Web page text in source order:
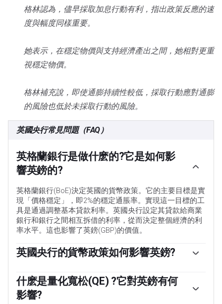
格林認為，儘早採取加息行動有利，指出政策反應的速
度與幅度同樣重要。
她表示，在穩定物價與支持經濟產出之間，她相對更重
視穩定物價。
格林補充說，即使通膨持續性較低，採取行動應對通膨
的風險也低於未採取行動的風險。
英國央行常見問題（FAQ）
英格蘭銀行是做什麽的?它是如何影
響英鎊的?
英格蘭銀行(BoE)決定英國的貨幣政策。它的主要目標是實
現「價格穩定」，即2%的穩定通脹率。實現這一目標的工
具是通過調整基本貸款利率。英國央行設定其貸款給商業
銀行和銀行之間相互拆借的利率，從而決定整個經濟的利
率水平。這也影響了英鎊(GBP)的價值。
英國央行的貨幣政策如何影響英鎊?
來應對，這使得個人和企業獲得信貸的成本更高。這對英
鎊有利，因為更高的利率使英國成為對全球投資者更具吸
引力的投資場所。當通脹低於目標時，這是經濟增長放緩
什麽是量化寬松(QE) ?它對英鎊有何
影響?